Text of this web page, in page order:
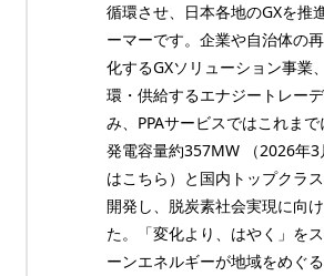
循環させ、日本各地のGXを推
ーマーです。企業や自治体の
化するGXソリューション事業
環・供給するエナジートレー
み、PPAサービスではこれま
発電容量約357MW （2026年
はこちら ）と国内トップクラ
開発し、脱炭素社会実現に向
た。「変化より、はやく」を
ーンエネルギーが地域をめぐ